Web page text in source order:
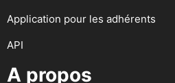
Application pour les adhérents
API
A propos